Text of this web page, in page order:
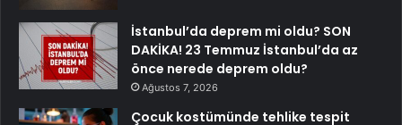
İstanbul’da deprem mi oldu? SON
DAKİKA! 23 Temmuz İstanbul’da az
önce nerede deprem oldu?
Ağustos 7, 2026
Çocuk kostümünde tehlike tespit